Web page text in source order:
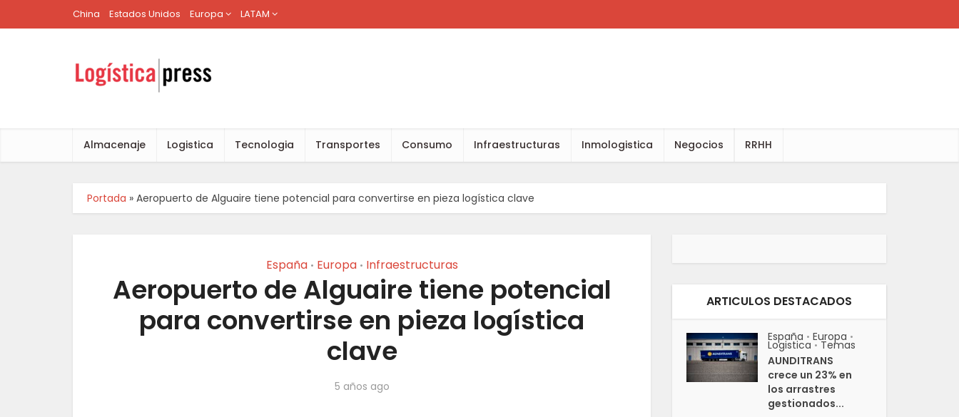
China Estados Unidos Europa LATAM
Almacenaje Logistica Tecnologia Transportes Consumo Infraestructuras Inmologistica Negocios RRHH
Portada » Aeropuerto de Alguaire tiene potencial para convertirse en pieza logística clave
España • Europa • Infraestructuras
Aeropuerto de Alguaire tiene potencial
para convertirse en pieza logística
clave
5 años ago
ARTICULOS DESTACADOS
España • Europa •
Logistica • Temas
AUNDITRANS
crece un 23% en
los arrastres
gestionados...